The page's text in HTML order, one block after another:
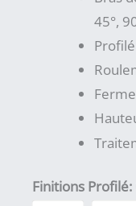
45°,
Finitions Profilé: